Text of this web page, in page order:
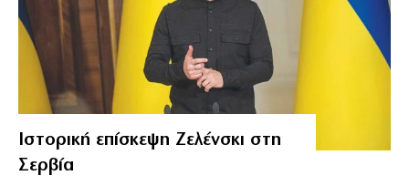
Ιστορική επίσκεψη Ζελένσκι στη
Σερβία